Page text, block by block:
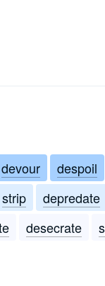
devour despoil
strip depredate
desecrate